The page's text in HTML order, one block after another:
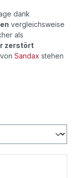
dank
vergleichsweise
als
zerstört
Sandax stehen